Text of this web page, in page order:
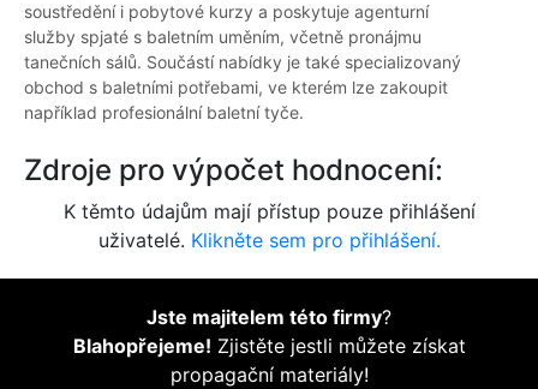
soustředění i pobytové kurzy a poskytuje agenturní
služby spjaté s baletním uměním, včetně pronájmu
tanečních sálů. Součástí nabídky je také specializovaný
obchod s baletními potřebami, ve kterém lze zakoupit
například profesionální baletní tyče.
Zdroje pro výpočet hodnocení:
K těmto údajům mají přístup pouze přihlášení
uživatelé. Klikněte sem pro přihlášení.
Jste majitelem této firmy?
Blahopřejeme! Zjistěte jestli můžete získat
propagační materiály!